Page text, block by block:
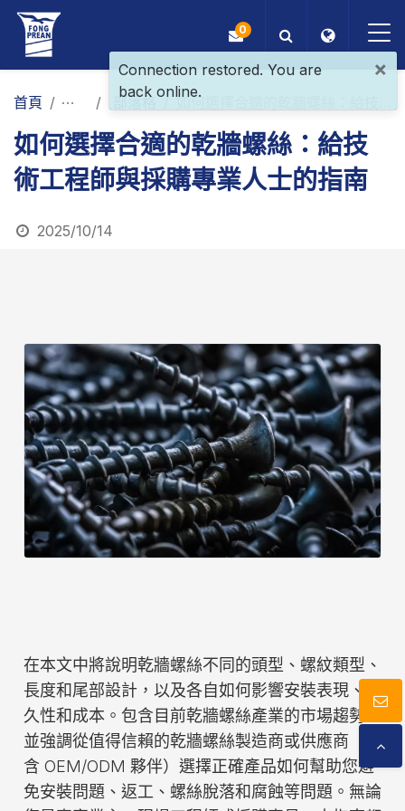
OEM/ODM
產品
應用
部落格
關於我們
最新消息
型錄下載
聯絡我們
0
首頁 最新消息部落格 如何選擇合適的乾牆螺絲：給技術工程師與採購專業人士的指南
如何選擇合適的乾牆螺絲：給技
術工程師與採購專業人士的指南
2025/10/14
在本文中將說明乾牆螺絲不同的頭型、螺紋類型、
長度和尾部設計，以及各自如何影響安裝表現、耐
久性和成本。包含目前乾牆螺絲產業的市場趨勢，
並強調從值得信賴的乾牆螺絲製造商或供應商（包
含 OEM/ODM 夥伴）選擇正確產品如何幫助您避
免安裝問題、返工、螺絲脫落和腐蝕等問題。無論
×
Connection restored. You are
back online.